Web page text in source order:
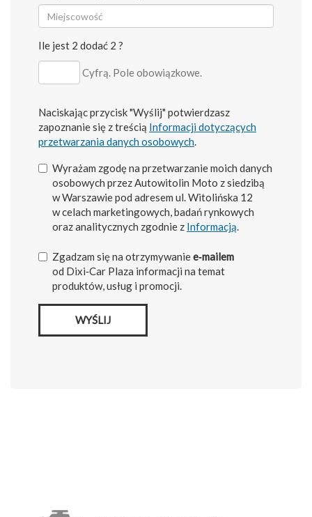
Ile jest 2 dodać 2 ?
Cyfrą. Pole obowiązkowe.
Naciskając przycisk "Wyślij" potwierdzasz
zapoznanie się z treścią Informacji dotyczących
przetwarzania danych osobowych
Wyrażam zgodę na przetwarzanie moich danych
osobowych przez Autowitolin Moto z siedzibą
w Warszawie pod adresem ul. Witolińska 12
w celach marketingowych, badań rynkowych
oraz analitycznych zgodnie z Informacją
Zgadzam się na otrzymywaniee‑mailem
od Dixi‑Car Plaza informacji na temat
produktów, usług i promocji.
WYŚLIJ